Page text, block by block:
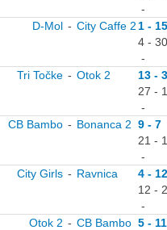
-
D-Mol - City Caffe 2 1 - 15
4 - 30
-
Tri Točke - Otok 2
13 - 3
27 -
-
CB Bambo - Bonanca 2 9 - 7
21 -
-
City Girls - Ravnica
4 - 12
12 -
-
Otok 2 - CB Bambo 5 - 11